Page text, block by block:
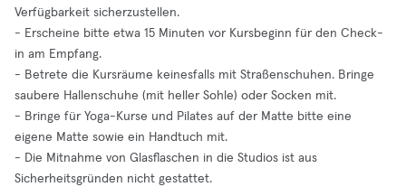
Verfügbarkeit sicherzustellen.
- Erscheine bitte etwa 15 Minuten vor Kursbeginn für den Check-
in am Empfang.
- Betrete die Kursräume keinesfalls mit Straßenschuhen. Bringe
saubere Hallenschuhe (mit heller Sohle) oder Socken mit.
- Bringe für Yoga-Kurse und Pilates auf der Matte bitte eine
eigene Matte sowie ein Handtuch mit.
- Die Mitnahme von Glasflaschen in die Studios ist aus
Sicherheitsgründen nicht gestattet.